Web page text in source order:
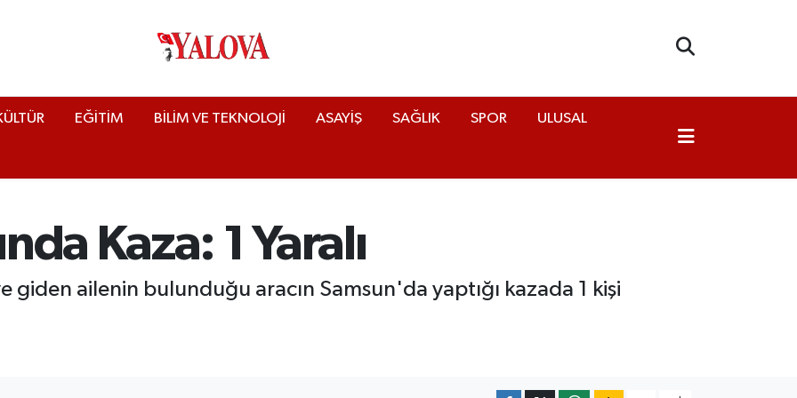
EĞİTİM BİLİM VE TEKNOLOJİ ASAYİŞ SAĞLIK SPOR ULUSAL
Kaza: 1 Yaralı
ailenin bulunduğu aracın Samsun'da yaptığı kazada 1 kişi